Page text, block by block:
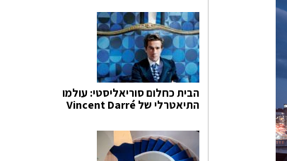
הבית כחלום סוריאליסטי: עולמו
התיאטרלי של Vincent Darré